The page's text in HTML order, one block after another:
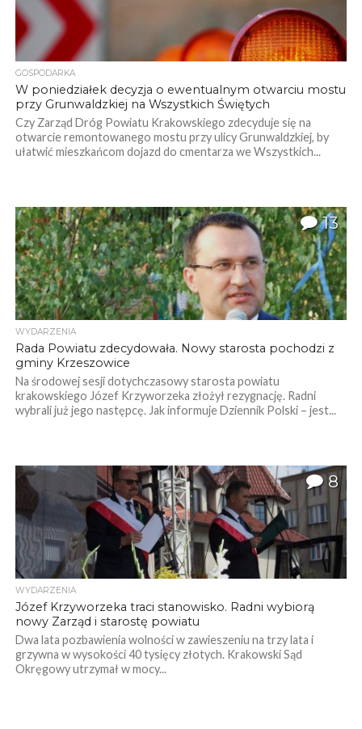
GOSPODARKA
W poniedziałek decyzja o ewentualnym otwarciu mostu
przy Grunwaldzkiej na Wszystkich Świętych
Czy Zarząd Dróg Powiatu Krakowskiego zdecyduje się na
otwarcie remontowanego mostu przy ulicy Grunwaldzkiej, by
ułatwić mieszkańcom dojazd do cmentarza we Wszystkich...
13
WYDARZENIA
Rada Powiatu zdecydowała. Nowy starosta pochodzi z
gminy Krzeszowice
Na środowej sesji dotychczasowy starosta powiatu
krakowskiego Józef Krzyworzeka złożył rezygnację. Radni
wybrali już jego następcę. Jak informuje Dziennik Polski – jest...
8
WYDARZENIA
Józef Krzyworzeka traci stanowisko. Radni wybiorą
nowy Zarząd i starostę powiatu
Dwa lata pozbawienia wolności w zawieszeniu na trzy lata i
grzywna w wysokości 40 tysięcy złotych. Krakowski Sąd
Okręgowy utrzymał w mocy...